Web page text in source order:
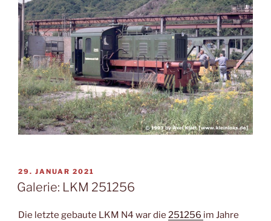
VERÖFFENTLICHT
AM
29. JANUAR 2021
Galerie: LKM 251256
Die letzte gebaute LKM N4 war die 251256 im Jahre